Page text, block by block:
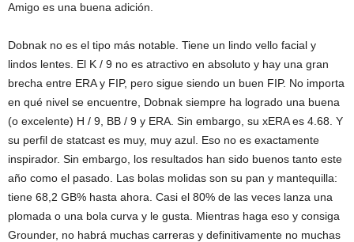
Amigo es una buena adición.
Dobnak no es el tipo más notable. Tiene un lindo vello facial y
lindos lentes. El K / 9 no es atractivo en absoluto y hay una gran
brecha entre ERA y FIP, pero sigue siendo un buen FIP. No importa
en qué nivel se encuentre, Dobnak siempre ha logrado una buena
(o excelente) H / 9, BB / 9 y ERA. Sin embargo, su xERA es 4.68. Y
su perfil de statcast es muy, muy azul. Eso no es exactamente
inspirador. Sin embargo, los resultados han sido buenos tanto este
año como el pasado. Las bolas molidas son su pan y mantequilla:
tiene 68,2 GB% hasta ahora. Casi el 80% de las veces lanza una
plomada o una bola curva y le gusta. Mientras haga eso y consiga
Grounder, no habrá muchas carreras y definitivamente no muchas